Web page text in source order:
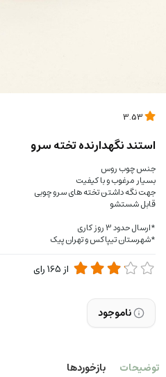
استند نگهدارنده تخته سرو
جنس چوب روس
بسیار مرغوب و با کیفیت
جهت نگه داشتن تخته های سرو چوبی
قابل شستشو
*ارسال حدود 3 روز کاری
*شهرستان تیپاکس و تهران پیک
از 165رای
ناموجود
توضیحات بازخوردها